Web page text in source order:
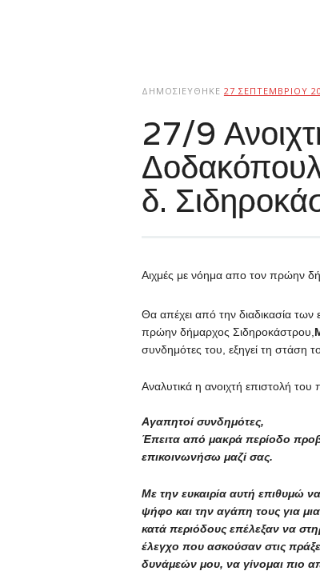
ΔΗΜΟΣΙΕΎΘΗΚΕ 27 ΣΕΠΤΕΜΒΡΊΟΥ
27/9
δ.
Αιχμές με νόημα απο τον πρώην
Θα απέχει από την διαδικασία των
πρώην δήμαρχος Σιδηροκάστρου,
συνδημότες του, εξηγεί τη στάση
Αναλυτικά η ανοιχτή επιστολή
Αγαπητοί συνδημότες,
Έπειτα από μακρά περίοδο
επικοινωνήσω μαζί σας.
Με την ευκαιρία αυτή επιθυμώ
ψήφο και την αγάπη τους για
κατά περιόδους επέλεξαν να
έλεγχο που ασκούσαν στις
δυνάμεών μου, να γίνομαι πιο